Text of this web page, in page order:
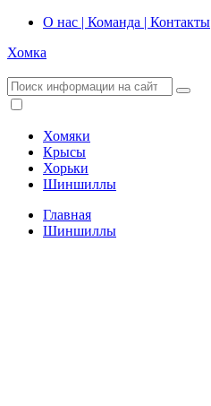
О нас | Команда | Контакты
Хомка
Хомяки
Крысы
Хорьки
Шиншиллы
Главная
Шиншиллы